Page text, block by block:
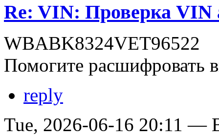
Re: VIN: Проверка VIN
WBABK8324VET96522
Помогите расшифровать
reply
Tue, 2026-06-16 20:11 —